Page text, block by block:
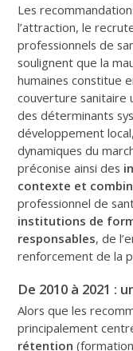
Les
l’attraction, le
professionnels de
soulignent que la
humaines constitue
couverture sanitaire
des déterminants
développement
dynamiques du
préconise ainsi des
contexte et
professionnel de
institutions de
responsables, de
renforcement de la
De 2010 à 2021 :
Alors que les
principalement
rétention